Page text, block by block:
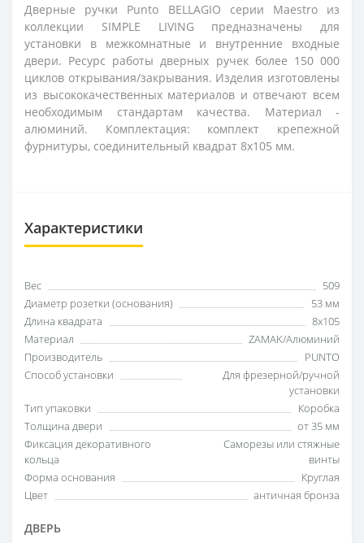
Дверные ручки Punto BELLAGIO серии Maestro из
коллекции SIMPLE LIVING предназначены для
установки в межкомнатные и внутренние входные
двери. Ресурс работы дверных ручек более 150 000
циклов открывания/закрывания. Изделия изготовлены
из высококачественных материалов и отвечают всем
необходимым стандартам качества. Материал -
алюминий. Комплектация: комплект крепежной
фурнитуры, соединительный квадрат 8x105 мм.
Характеристики
Вес
509
Диаметр розетки (основания)
53 мм
Длина квадрата
8x105
Материал
ZAMAK/Алюминий
Производитель
PUNTO
Способ установки
Для фрезерной/ручной
установки
Тип упаковки
Коробка
Толщина двери
от 35 мм
Фиксация декоративного
кольца
Саморезы или стяжные
винты
Форма основания
Круглая
Цвет
античная бронза
ДВЕРЬ